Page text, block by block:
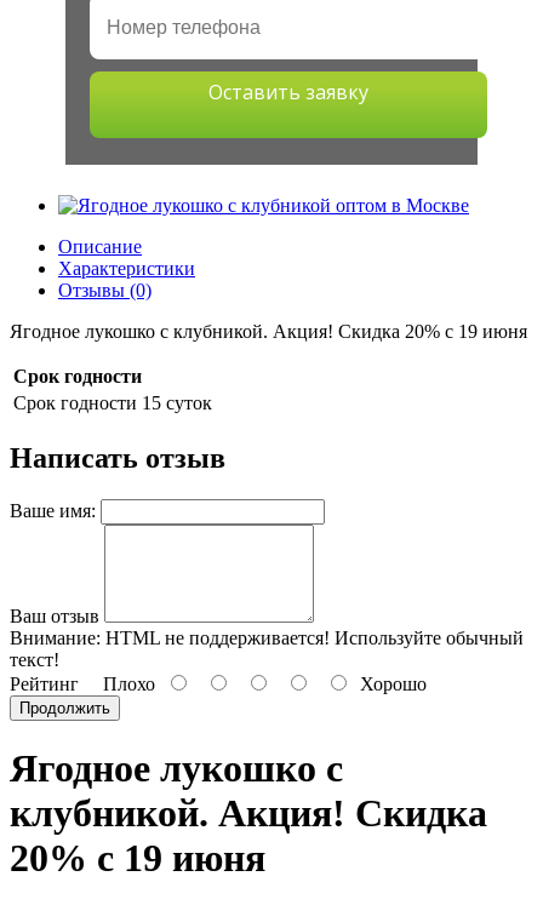
Оставить заявку
Описание
Характеристики
Отзывы (0)
Ягодное лукошко с клубникой. Акция! Скидка 20% с 19 июня
Срок годности
Срок годности 15 суток
Написать отзыв
Ваше имя:
Ваш отзыв
Внимание: HTML не поддерживается! Используйте обычный
текст!
Рейтинг Плохо Хорошо
Продолжить
Ягодное лукошко с
клубникой. Акция! Скидка
20% с 19 июня